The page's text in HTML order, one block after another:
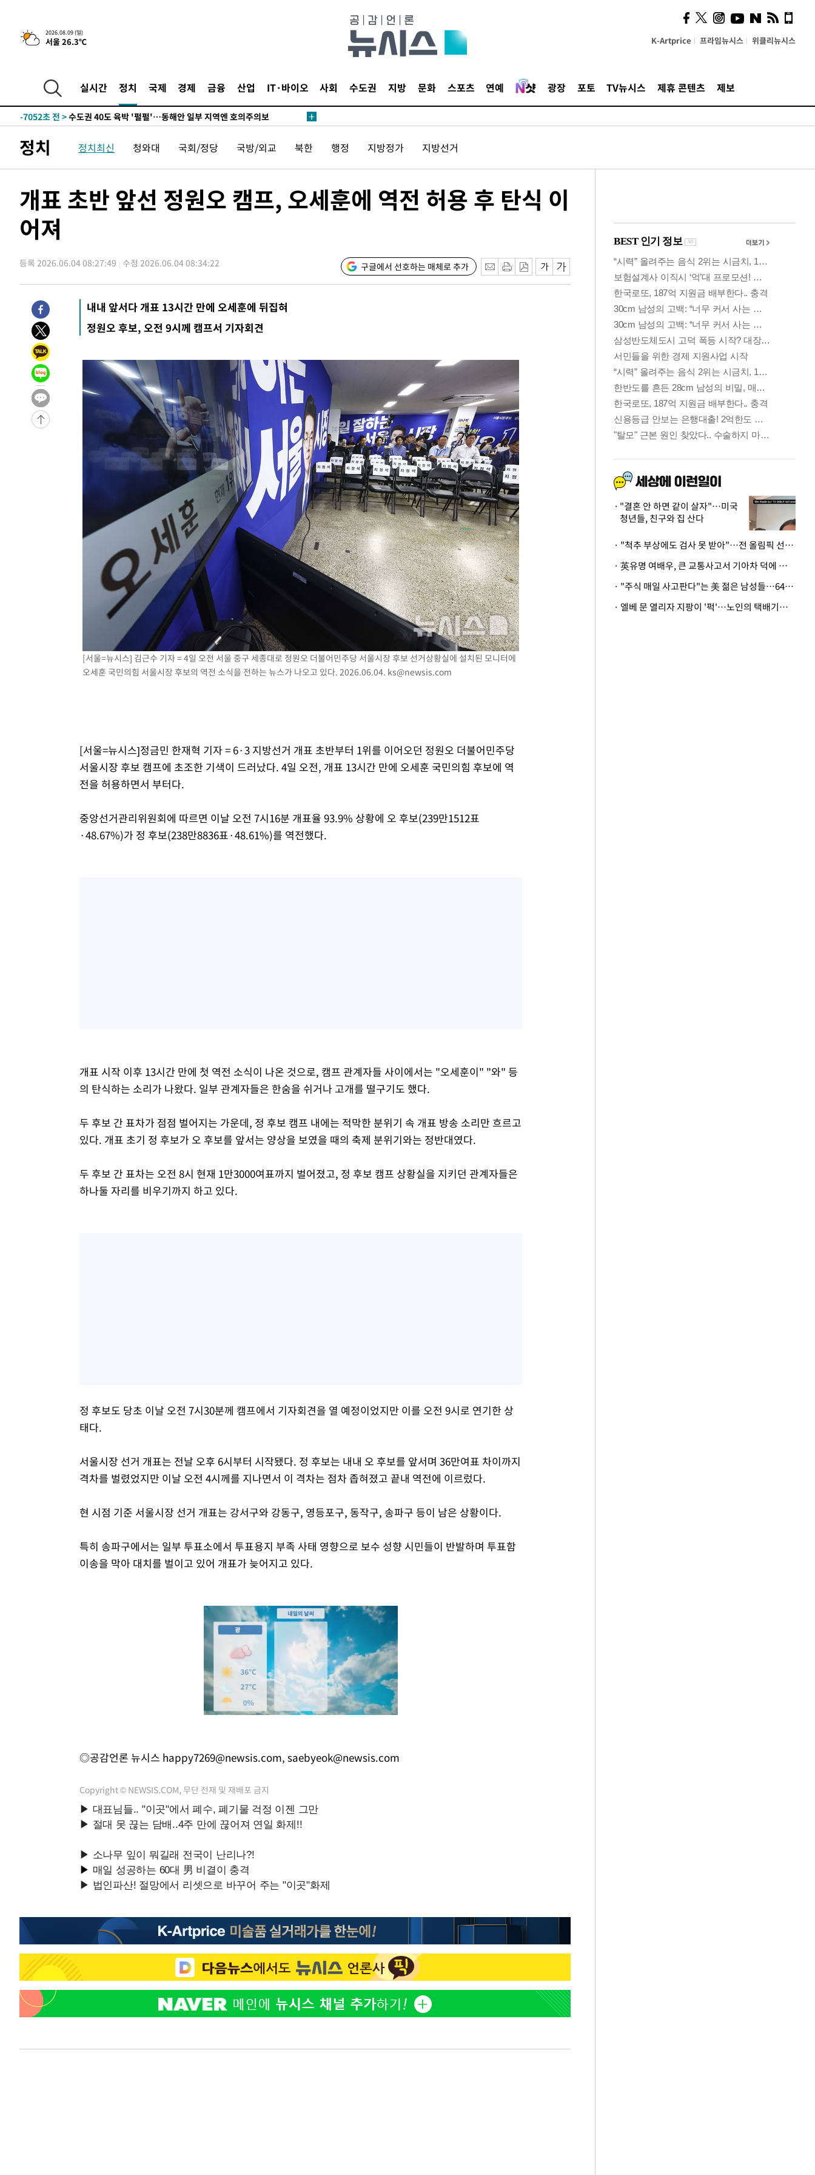
2026.08.09 (일)
서울 26.3℃ K-Artprice 프라임뉴시스 위클리뉴시스
실시간 정치 국제 경제 금융 산업 IT·바이오 사회 수도권 지방 문화 스포츠 연예 광장 포토 TV뉴시스 제휴 콘텐츠 제보
청래 44.56%
-14757초 전 >[속보]與 대표 경선 제주·인천 당원투표…金 47.75%·鄭
42.08%·宋 10.17%
-14291초 전 >이강인 "아틀레티코 이적 기뻐…등번호 7번 의미보단 팀 위해 뛸
-8000초 전 >
낮 최고 35도 '무더위'…동해안 시간당 30㎜ '강한 비'[내일날씨]
-7270초 전 >
레티코 이적"
-7052초 전 >수도권 40도 육박 '펄펄'…동해안 일부 지역엔 호의주의보
34초 전 >
강릉에 시간당 81.4㎜ 물폭탄…도로 잠기고 담벼락 붕괴
1시간 전 >백운산서 80년근 천종산삼 9뿌리 발견…감정가 1.3억원
2시간 전 >남자 농구, 나고야 아시안게임서 '홈팀' 일본과 한일전
2시간 전 >여수 오동도 해상서 모터보트 전복…1명 사망·1명 실종
3시간 전 >
4시간 전 >[속보]'압수수색·성접대 논란' 축구협회 "실망과 걱정 안겨드려 죄송"
8시간 전 >'최고 37도' 폭염 지속…강원동해안 최대 150㎜ 비
9시간 전 >
[속보]뉴욕증시 상승 마감…S&P 0.6% 나스닥 1.3%↑
-24495초 전 >
이란 "호르무즈 재개방 합의 근접…美 배상 선행돼야"
-15542초 전 >
[속보]與최고위원 제주·인천 순회경선…박선원·최민희·서미화·
한민수·김용 순
-15495초 전 >
청래 44.56%
-14777초 전 >
[속보]與 대표 경선 제주·인천 당원투표…金 47.75%·鄭
42.08%·宋 10.17%
-14311초 전 >
이강인 "아틀레티코 이적 기뻐…등번호 7번 의미보단 팀 위해 뛸
것"
-14246초 전 >
[속보]與 당대표 경선, 제주·인천 권리당원 투표 김민석 승리
-8020초 전 >
낮 최고 35도 '무더위'…동해안 시간당 30㎜ '강한 비'[내일날씨]
[속보]이강인 "감독님이 원하는 마음 느꼈고, 많은 트로피 원해 아틀
수도권 40도 육박 '펄펄'…동해안 일부 지역엔 호의주의보
온열질환 사망자 3명 늘어…누적 환자 3000명 돌파
강릉에 시간당 81.4㎜ 물폭탄…도로 잠기고 담벼락 붕괴
백운산서 80년근 천종산삼 9뿌리 발견…감정가 1.3억원
선재도서 해루질 나섰다 실종 60대, 닷새 만에 숨진 채 발견
남자 농구, 나고야 아시안게임서 '홈팀' 일본과 한일전
여수 오동도 해상서 모터보트 전복…1명 사망·1명 실종
극한폭염 한풀 꺾이지만…'낮 최고 35도' 무더위, 열대야 계속[다음주
축구협회 "압수수색·성접대 논란 사과…쇄신의 기회로 삼겠다"
[속보]'압수수색·성접대 논란' 축구협회 "실망과 걱정 안겨드려 죄송"
'최고 37도' 폭염 지속…강원동해안 최대 150㎜ 비
[속보]뉴욕증시 상승 마감…S&P 0.6% 나스닥 1.3%↑
정치 정치최신 청와대 국회/정당 국방/외교 북한 행정 지방정가 지방선거
개표 초반 앞선 정원오 캠프, 오세훈에 역전 허용 후 탄식 이
어져
등록 2026.06.04 08:27:49 수정 2026.06.04 08:34:22 구글에서 선호하는 매체로 추가
내내 앞서다 개표 13시간 만에 오세훈에 뒤집혀
정원오 후보, 오전 9시께 캠프서 기자회견
[서울=뉴시스] 김근수 기자 = 4일 오전 서울 중구 세종대로 정원오 더불어민주당 서울시장 후보 선거상황실에 설치된 모니터에
오세훈 국민의힘 서울시장 후보의 역전 소식을 전하는 뉴스가 나오고 있다. 2026.06.04. ks@newsis.com
[서울=뉴시스]정금민 한재혁 기자 = 6·3 지방선거 개표 초반부터 1위를 이어오던 정원오 더불어민주당
서울시장 후보 캠프에 초조한 기색이 드러났다. 4일 오전, 개표 13시간 만에 오세훈 국민의힘 후보에 역
전을 허용하면서 부터다.
중앙선거관리위원회에 따르면 이날 오전 7시16분 개표율 93.9% 상황에 오 후보(239만1512표
·48.67%)가 정 후보(238만8836표·48.61%)를 역전했다.
개표 시작 이후 13시간 만에 첫 역전 소식이 나온 것으로, 캠프 관계자들 사이에서는 "오세훈이" "와" 등
의 탄식하는 소리가 나왔다. 일부 관계자들은 한숨을 쉬거나 고개를 떨구기도 했다.
두 후보 간 표차가 점점 벌어지는 가운데, 정 후보 캠프 내에는 적막한 분위기 속 개표 방송 소리만 흐르고
있다. 개표 초기 정 후보가 오 후보를 앞서는 양상을 보였을 때의 축제 분위기와는 정반대였다.
두 후보 간 표차는 오전 8시 현재 1만3000여표까지 벌어졌고, 정 후보 캠프 상황실을 지키던 관계자들은
하나둘 자리를 비우기까지 하고 있다.
정 후보도 당초 이날 오전 7시30분께 캠프에서 기자회견을 열 예정이었지만 이를 오전 9시로 연기한 상
태다.
서울시장 선거 개표는 전날 오후 6시부터 시작됐다. 정 후보는 내내 오 후보를 앞서며 36만여표 차이까지
격차를 벌렸었지만 이날 오전 4시께를 지나면서 이 격차는 점차 좁혀졌고 끝내 역전에 이르렀다.
현 시점 기준 서울시장 선거 개표는 강서구와 강동구, 영등포구, 동작구, 송파구 등이 남은 상황이다.
특히 송파구에서는 일부 투표소에서 투표용지 부족 사태 영향으로 보수 성향 시민들이 반발하며 투표함
이송을 막아 대치를 벌이고 있어 개표가 늦어지고 있다.
Mute
◎공감언론 뉴시스 happy7269@newsis.com, saebyeok@newsis.com
Copyright © NEWSIS.COM, 무단 전재 및 재배포 금지
사이 해답 찾았죠"…알을
깨고 나온 '초자아'
"결혼 안 하면 같이 살자"…미국
청년들, 친구와 집 산다
· "척추 부상에도 검사 못 받아"…전 올림픽 선수, 美봅슬레이협회 상대 소송
· 英유명 여배우, 큰 교통사고서 기아차 덕에 살았다
· "주식 매일 사고판다"는 美 젊은 남성들…64%가 "나는 인생의 패배자“
· 엘베 문 열리자 지팡이 '퍽'…노인의 택배기사 폭행 이유